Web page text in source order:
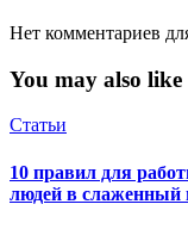
Нет комментариев
You may also like
Статьи
10 правил для
людей в слаженный